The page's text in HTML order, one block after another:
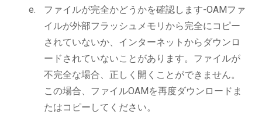
ファイルが完全かどうかを確認します-OAMファ
イルが外部フラッシュメモリから完全にコピー
されていないか、インターネットからダウンロ
ードされていないことがあります。ファイルが
不完全な場合、正しく開くことができません。
この場合、ファイルOAMを再度ダウンロードま
たはコピーしてください。